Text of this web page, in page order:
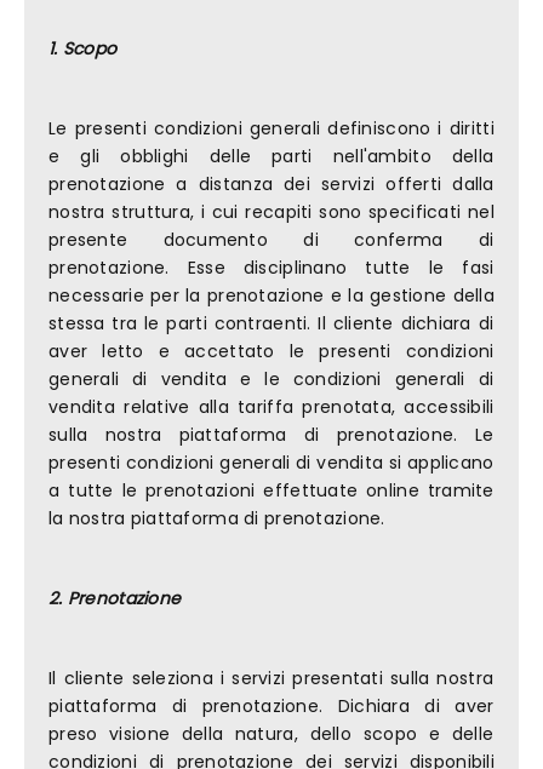
1. Scopo
Le presenti condizioni generali definiscono i diritti
e gli obblighi delle parti nell'ambito della
prenotazione a distanza dei servizi offerti dalla
nostra struttura, i cui recapiti sono specificati nel
presente documento di conferma di
prenotazione. Esse disciplinano tutte le fasi
necessarie per la prenotazione e la gestione della
stessa tra le parti contraenti. Il cliente dichiara di
aver letto e accettato le presenti condizioni
generali di vendita e le condizioni generali di
vendita relative alla tariffa prenotata, accessibili
sulla nostra piattaforma di prenotazione. Le
presenti condizioni generali di vendita si applicano
a tutte le prenotazioni effettuate online tramite
la nostra piattaforma di prenotazione.
2. Prenotazione
Il cliente seleziona i servizi presentati sulla nostra
piattaforma di prenotazione. Dichiara di aver
preso visione della natura, dello scopo e delle
condizioni di prenotazione dei servizi disponibili